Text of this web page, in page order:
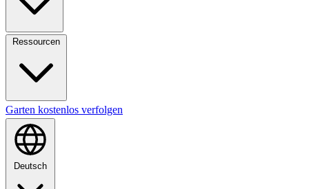
Garten kostenlos verfolgen
Deutsch